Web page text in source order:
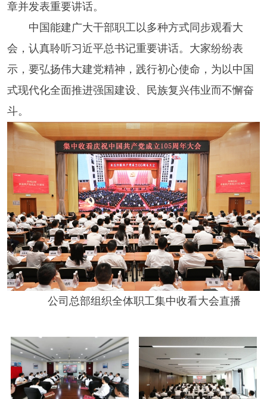
章并发表重要讲话。
中国能建广大干部职工以多种方式同步观看大
会，认真聆听习近平总书记重要讲话。大家纷纷表
示，要弘扬伟大建党精神，践行初心使命，为以中国
式现代化全面推进强国建设、民族复兴伟业而不懈奋
斗。
公司总部组织全体职工集中收看大会直播